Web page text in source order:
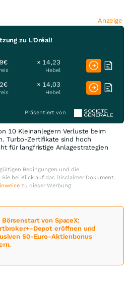
Anzeige
zu L'Oréal!
× 14,23
Hebel
× 14,03
Hebel
Präsentiert von
10 Kleinanlegern Verluste beim
Turbo-Zertifikate sind hoch
für langfristige Anlagestrategien
Bedingungen und die
bei Klick auf das Disclaimer Dokument.
zu dieser Werbung.
Börsenstart von SpaceX:
Depot eröffnen und
50-Euro-Aktienbonus